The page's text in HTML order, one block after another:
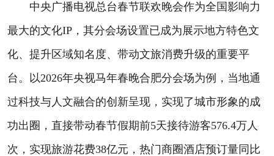
中央广播电视总台春节联欢晚会作为全国影响力
最大的文化IP，其分会场设置已成为展示地方特色文
化、提升区域知名度、带动文旅消费升级的重要平
台。以2026年央视马年春晚合肥分会场为例，当地通
过科技与人文融合的创新呈现，实现了城市形象的成
功出圈，直接带动春节假期前5天接待游客576.4万人
次，实现旅游花费38亿元，热门商圈酒店预订量同比